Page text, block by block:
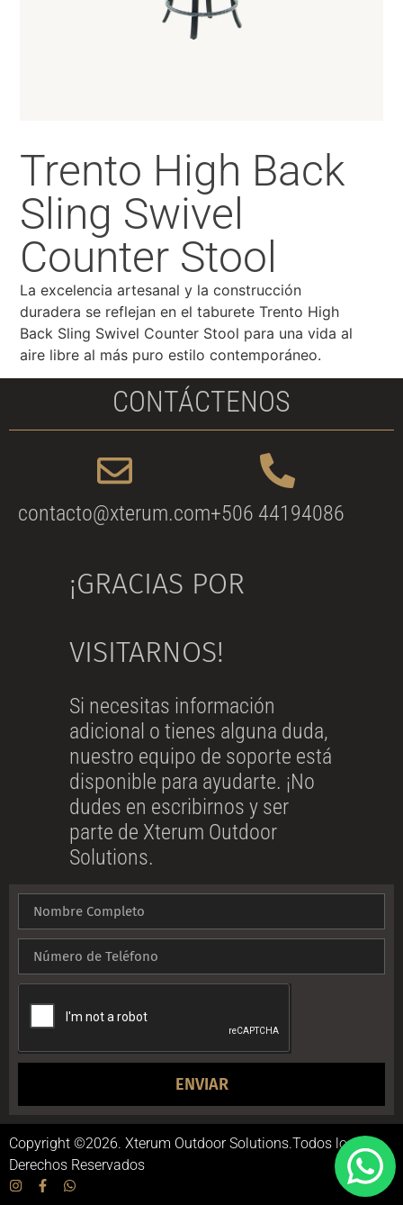
Trento High Back
Sling Swivel
Counter Stool
La excelencia artesanal y la construcción
duradera se reflejan en el taburete Trento High
Back Sling Swivel Counter Stool para una vida al
aire libre al más puro estilo contemporáneo.
CONTÁCTENOS
contacto@xterum.com+506 44194086
¡GRACIAS POR
VISITARNOS!
Si necesitas información
adicional o tienes alguna duda,
nuestro equipo de soporte está
disponible para ayudarte. ¡No
dudes en escribirnos y ser
parte de Xterum Outdoor
Solutions.
ENVIAR
Copyright ©2026. Xterum Outdoor Solutions.Todos los
Derechos Reservados